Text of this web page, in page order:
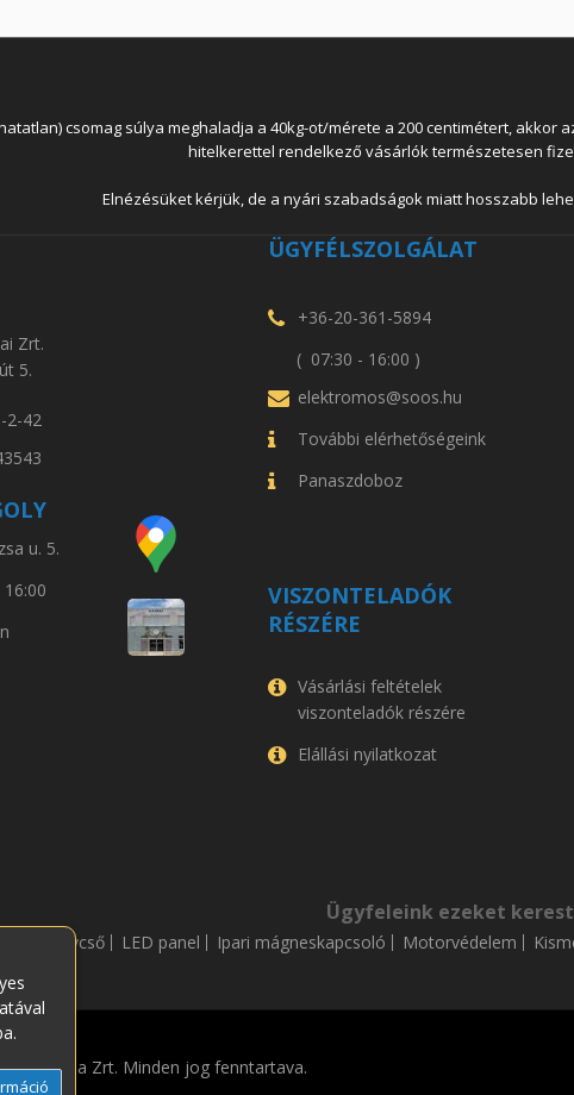
csomag súlya meghaladja a 40kg-ot/mérete a 200 centimétert,
hitelkerettel rendelkező vásárlók természetesen
Elnézésüket kérjük, de a nyári szabadságok miatt hosszabb
Zrt.
5.
42
u. 5.
ÜGYFÉLSZOLGÁLAT
+36-20-361-5894
( 07:30 - 16:00 )
elektromos@soos.hu
További elérhetőségeink
Panaszdoboz
VISZONTELADÓK
RÉSZÉRE
Vásárlási feltételek
viszonteladók részére
Elállási nyilatkozat
Ügyfeleink ezeket
LED fénycső LED panel Ipari mágneskapcsoló Motorvédelem
és Társa Zrt. Minden jog fenntartava.